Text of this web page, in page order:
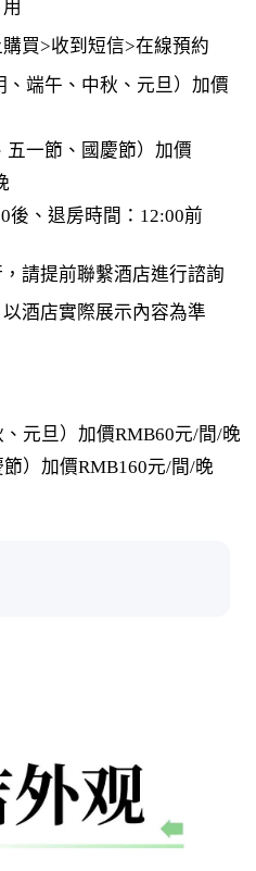
買>收到短信>在線預約
、端午、中秋、元旦）加價
五一節、國慶節）加價
後、退房時間：12:00前
請提前聯繫酒店進行諮詢
酒店實際展示內容為準
元旦）加價RMB60元/間/晚
）加價RMB160元/間/晚